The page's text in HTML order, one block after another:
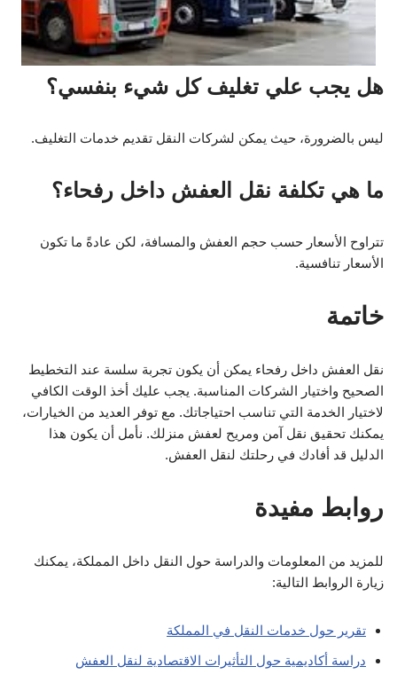
هل يجب علي تغليف كل شيء بنفسي؟
ليس بالضرورة، حيث يمكن لشركات النقل تقديم خدمات التغليف.
ما هي تكلفة نقل العفش داخل رفحاء؟
تتراوح الأسعار حسب حجم العفش والمسافة، لكن عادةً ما تكون
الأسعار تنافسية.
خاتمة
نقل العفش داخل رفحاء يمكن أن يكون تجربة سلسة عند التخطيط
الصحيح واختيار الشركات المناسبة. يجب عليك أخذ الوقت الكافي
لاختيار الخدمة التي تناسب احتياجاتك. مع توفر العديد من الخيارات،
يمكنك تحقيق نقل آمن ومريح لعفش منزلك. نأمل أن يكون هذا
الدليل قد أفادك في رحلتك لنقل العفش.
روابط مفيدة
للمزيد من المعلومات والدراسة حول النقل داخل المملكة، يمكنك
زيارة الروابط التالية:
تقرير حول خدمات النقل في المملكة
دراسة أكاديمية حول التأثيرات الاقتصادية لنقل العفش